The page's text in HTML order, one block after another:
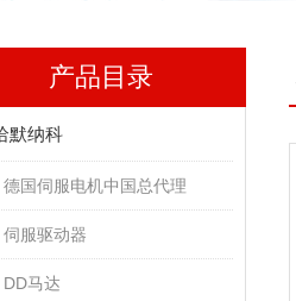
产品目录
默纳科
德国伺服电机中国总代理
伺服驱动器
DD马达